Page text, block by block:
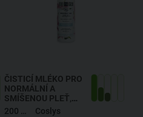
ČISTICÍ MLÉKO PRO
NORMÁLNÍ A
SMÍŠENOU PLEŤ,
FACIAL CLEANSING
200 ml Coslys